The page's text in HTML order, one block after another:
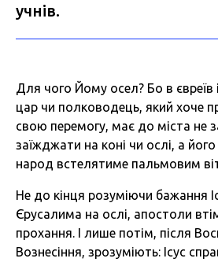
учнів.
Для чого Йому осел? Бо в євреїв
цар чи полководець, який хоче
свою перемогу, має до міста не
заїжджати на коні чи ослі, а
народ встелятиме пальмовим
Не до кінця розуміючи бажання
Єрусалима на ослі, апостоли
прохання. І лише потім, після
Вознесіння, зрозуміють: Ісус